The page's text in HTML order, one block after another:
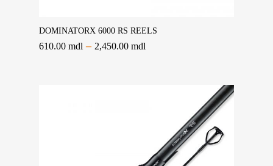
Selectează Opțiunile
DOMINATORX 6000 RS REELS
610.00 mdl – 2,450.00 mdl